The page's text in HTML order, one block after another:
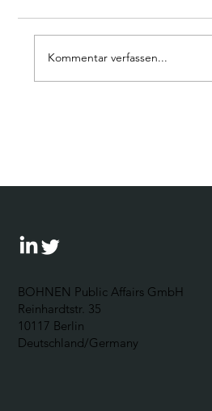
Kommentar verfassen...
BOHNEN Public Affairs GmbH
Reinhardtstr. 35
10117 Berlin
Deutschland/Germany